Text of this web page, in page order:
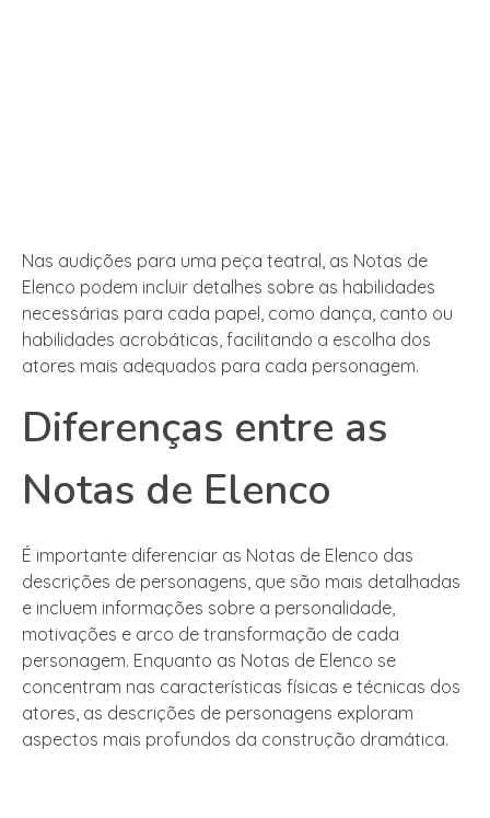
Nas audições para uma peça teatral, as Notas de
Elenco podem incluir detalhes sobre as habilidades
necessárias para cada papel, como dança, canto ou
habilidades acrobáticas, facilitando a escolha dos
atores mais adequados para cada personagem.
Diferenças entre as
Notas de Elenco
É importante diferenciar as Notas de Elenco das
descrições de personagens, que são mais detalhadas
e incluem informações sobre a personalidade,
motivações e arco de transformação de cada
personagem. Enquanto as Notas de Elenco se
concentram nas características físicas e técnicas dos
atores, as descrições de personagens exploram
aspectos mais profundos da construção dramática.